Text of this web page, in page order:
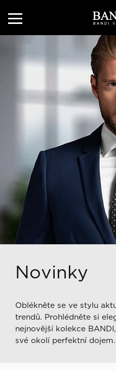
Novinky
Oblékněte se ve stylu
trendů. Prohlédněte si
nejnovější kolekce
své okolí perfektní dojem.